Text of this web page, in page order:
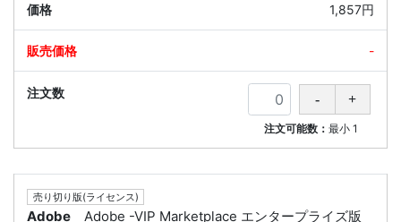
1,857円
-
注文可能数：最小 1
売り切り版(ライセンス)
Adobe Adobe -VIP Marketplace エンタープライズ版